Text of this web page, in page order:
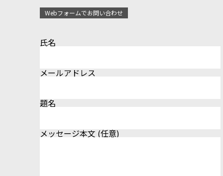
Webフォームでお問い合わせ
氏名
メールアドレス
題名
メッセージ本文 (任意)